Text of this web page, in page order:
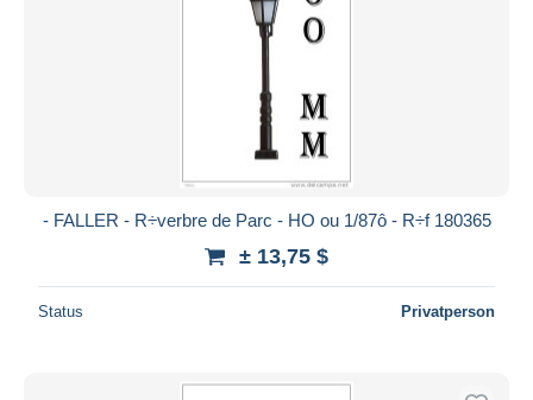
- FALLER - R÷verbre de Parc - HO ou 1/87ô - R÷f 180365
± 13,75 $
Status Privatperson